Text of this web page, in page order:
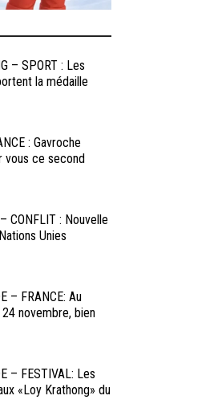
– SPORT : Les
la médaille
: Gavroche
vous ce second
CONFLIT : Nouvelle
Unies
– FRANCE: Au
24 novembre, bien
– FESTIVAL: Les
«Loy Krathong» du